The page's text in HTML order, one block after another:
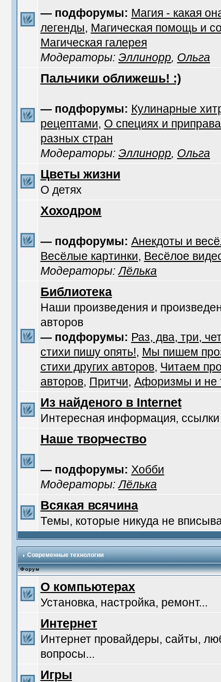
— подфорумы: Магия - какая
легенды, Магическая помощь и
Магическая галерея
Модераторы: Эллинорр, Ольга
Пальчики оближешь! :)
— подфорумы: Кулинарные
рецептами, О специях и
разных стран
Модераторы: Эллинорр, Ольга
Цветы жизни
О детях
Хоходром
— подфорумы: Анекдоты и
Весёлые картинки, Весёлое
Модераторы:Лёлька
Библиотека
Наши произведения и
авторов
— подфорумы: Раз, два, три,
стихи пишу опять!, Мы пишем
стихи других авторов, Читаем
авторов, Притчи, Афоризмы и не
Из найденого в Internet
Интересная информация,
Наше творчество
— подфорумы: Хобби
Модераторы:Лёлька
Всякая всячина
Темы, которые никуда не
Современные технологии
Форум
О компьютерах
Установка, настройка, ремонт...
Интернет
Интернет провайдеры, сайты,
вопросы...
Игры